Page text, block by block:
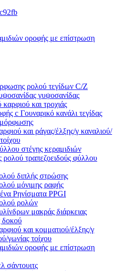
οροφής με επίστρωση
ρολού τεγίδων C/Z
γυψοσανίδας
και τροχιάς
c Γουναρικό κανάλι τεγίδας
και ράγας/έλξης/γ καναλιού/
στέγης κεραμιδιών
τραπεζοειδούς φύλλου
διπλής στρώσης
μόνιμης ραφής
Ρηνίσματα PPGI
ρολών
μακράς διάρκειας
και κομματιού/έλξης/γ
γωνίας τοίχου
οροφής με επίστρωση
σάντουιτς